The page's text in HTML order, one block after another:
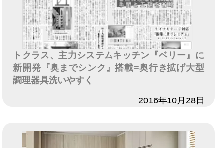
トクラス、主力システムキッチン『ベリー』に
新開発『奥までシンク』搭載=奥行き拡げ大型
調理器具洗いやすく
2016年10月28日